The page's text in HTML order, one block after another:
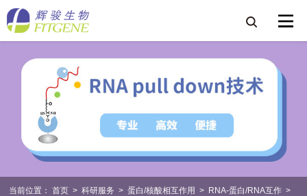
当前位置： 首页 > 科研服务 > 蛋白/核酸相互作用 > RNA-蛋白/RNA互作 >